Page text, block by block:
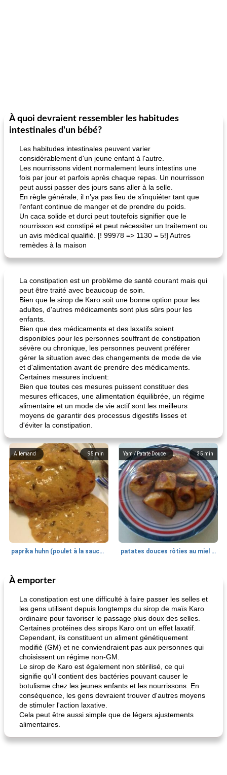
À quoi devraient ressembler les habitudes
intestinales d'un bébé?
Les habitudes intestinales peuvent varier
considérablement d'un jeune enfant à l'autre.
Les nourrissons vident normalement leurs intestins une
fois par jour et parfois après chaque repas. Un nourrisson
peut aussi passer des jours sans aller à la selle.
En règle générale, il n’ya pas lieu de s’inquiéter tant que
l’enfant continue de manger et de prendre du poids.
Un caca solide et durci peut toutefois signifier que le
nourrisson est constipé et peut nécessiter un traitement ou
un avis médical qualifié. [! 99978 => 1130 = 5!] Autres
remèdes à la maison
La constipation est un problème de santé courant mais qui
peut être traité avec beaucoup de soin.
Bien que le sirop de Karo soit une bonne option pour les
adultes, d'autres médicaments sont plus sûrs pour les
enfants.
Bien que des médicaments et des laxatifs soient
disponibles pour les personnes souffrant de constipation
sévère ou chronique, les personnes peuvent préférer
gérer la situation avec des changements de mode de vie
et d'alimentation avant de prendre des médicaments.
Certaines mesures incluent:
Bien que toutes ces mesures puissent constituer des
mesures efficaces, une alimentation équilibrée, un régime
alimentaire et un mode de vie actif sont les meilleurs
moyens de garantir des processus digestifs lisses et
d'éviter la constipation.
95 min
Allemand
paprika huhn (poulet à la sauce paprika).
35 min
Yam / Patate Douce
patates douces rôties au miel / kumara
Petit déjeuner et brunch
quinoa petit déjeuner méditerranéen
À emporter
La constipation est une difficulté à faire passer les selles et
les gens utilisent depuis longtemps du sirop de maïs Karo
ordinaire pour favoriser le passage plus doux des selles.
Certaines protéines des sirops Karo ont un effet laxatif.
Cependant, ils constituent un aliment génétiquement
modifié (GM) et ne conviendraient pas aux personnes qui
choisissent un régime non-GM.
Le sirop de Karo est également non stérilisé, ce qui
signifie qu'il contient des bactéries pouvant causer le
botulisme chez les jeunes enfants et les nourrissons. En
conséquence, les gens devraient trouver d'autres moyens
de stimuler l'action laxative.
Cela peut être aussi simple que de légers ajustements
alimentaires.